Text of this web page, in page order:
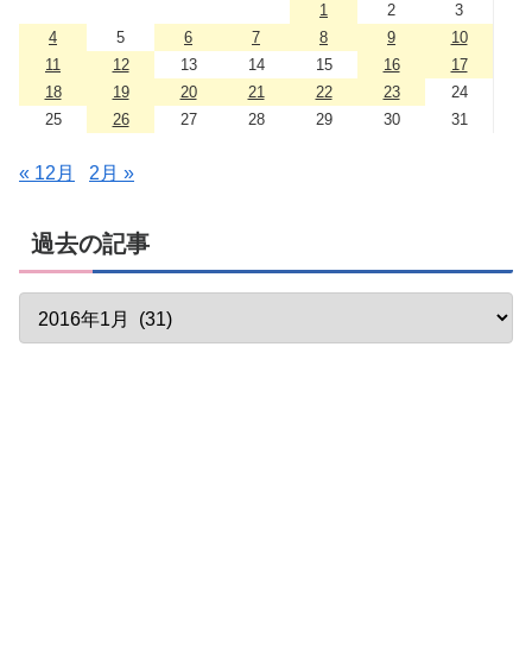
1
2
3
4
5 6 7 8 9
10
11
12 13 14 15 16
17
18
19 20 21 22 23
24
25
26 27 28 29 30 31
« 12月 2月 »
過去の記事